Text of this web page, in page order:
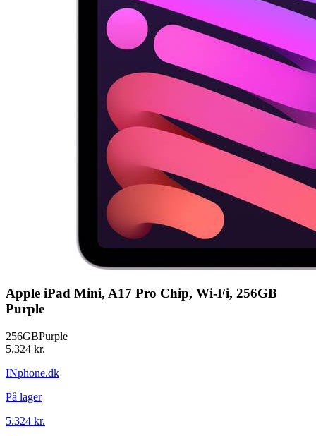
Apple iPad Mini, A17 Pro Chip, Wi-Fi, 256GB
Purple
256GBPurple
5.324 kr.
INphone.dk
På lager
5.324 kr.